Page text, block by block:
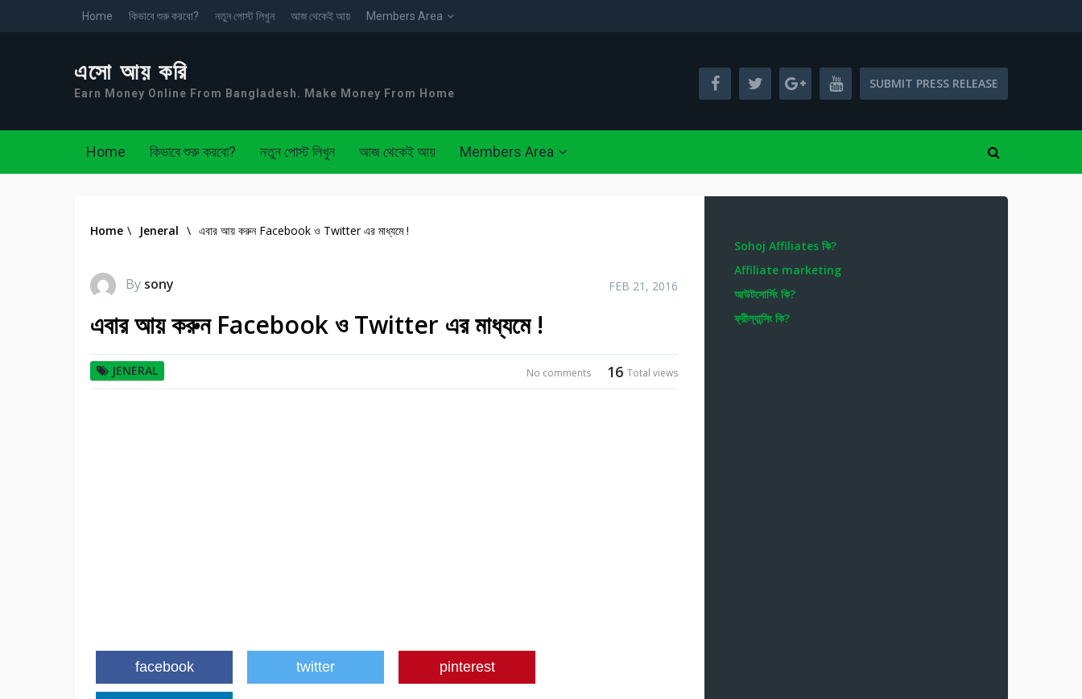
Home কিভাবে শুরু করবো? নতুন পোস্ট লিখুন আজ থেকেই আয় Members Area
এসো আয় করি
Earn Money Online From Bangladesh. Make Money From Home
SUBMIT PRESS RELEASE
Home কিভাবে শুরু করবো? নতুন পোস্ট লিখুন আজ থেকেই আয় Members Area
Home \ Jeneral \ এবার আয় করুন Facebook ও Twitter এর মাধ্যমে !
By sony FEB 21, 2016
এবার আয় করুন Facebook ও Twitter এর মাধ্যমে !
JENERAL 16 Total views
No comments
facebook twitter pinterest
Sohoj Affiliates কি?
Affiliate marketing
আউটসোর্সিং কি?
ফ্রীল্যান্সিং কি?